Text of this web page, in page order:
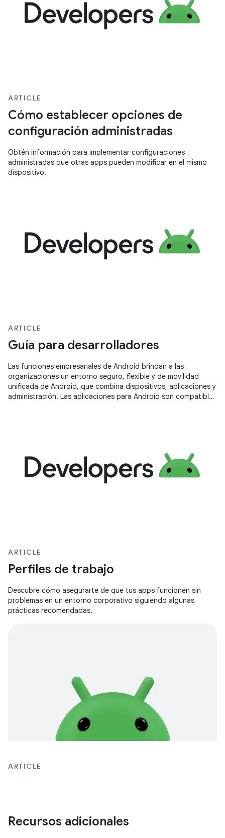
ARTICLE
Cómo establecer opciones de
configuración administradas
Obtén información para implementar configuraciones
administradas que otras apps pueden modificar en el mismo
dispositivo.
ARTICLE
Guía para desarrolladores
Las funciones empresariales de Android brindan a las
organizaciones un entorno seguro, flexible y de movilidad
unificada de Android, que combina dispositivos, aplicaciones y
administración. Las aplicaciones para Android son compatibles
ARTICLE
Perfiles de trabajo
Descubre cómo asegurarte de que tus apps funcionen sin
problemas en un entorno corporativo siguiendo algunas
prácticas recomendadas.
ARTICLE
Recursos adicionales